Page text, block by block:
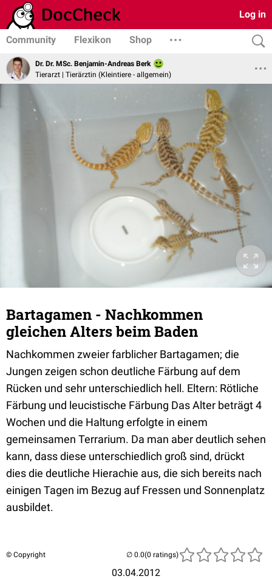
Log in
Community Flexikon Shop
Dr. Dr. MSc. Benjamin-Andreas Berk
Tierarzt | Tierärztin (Kleintiere - allgemein)
Bartagamen - Nachkommen
gleichen Alters beim Baden
Nachkommen zweier farblicher Bartagamen; die
Jungen zeigen schon deutliche Färbung auf dem
Rücken und sehr unterschiedlich hell. Eltern: Rötliche
Färbung und leucistische Färbung Das Alter beträgt 4
Wochen und die Haltung erfolgte in einem
gemeinsamen Terrarium. Da man aber deutlich sehen
kann, dass diese unterschiedlich groß sind, drückt
dies die deutliche Hierachie aus, die sich bereits nach
einigen Tagen im Bezug auf Fressen und Sonnenplatz
ausbildet.
© Copyright
03.04.2012
(0 ratings)